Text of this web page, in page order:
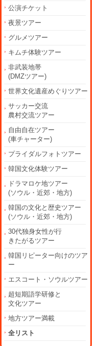
公演チケット
夜景ツアー
グルメツアー
キムチ体験ツアー
非武装地帯
(DMZツアー)
世界文化遺産めぐりツアー
サッカー交流
農村交流ツアー
自由自在ツアー
(車チャーター)
プライダルフォトツアー
韓国文化体験ツアー
ドラマロケ地ツアー
(ソウル・近郊・地方)
韓国の文化と歴史ツアー
(ソウル・近郊・地方)
30代独身女性が行
きたがるツアー
韓国リピーター向けのツア
ー
エスコート・ソウルツアー
超短期語学研修と
文化ツアー
地方ツアー満載
全リスト